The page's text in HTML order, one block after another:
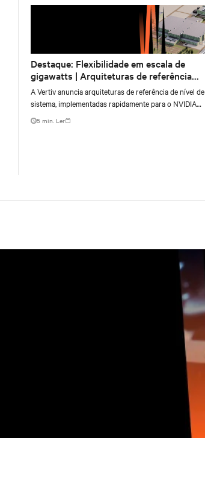
Destaque: Flexibilidade em escala de
gigawatts | Arquiteturas de referência
para o NVIDIA DSX Blueprint
A Vertiv anuncia arquiteturas de referência de nível de
sistema, implementadas rapidamente para o NVIDIA
Omniverse DSX Blueprint.
5 min. Ler